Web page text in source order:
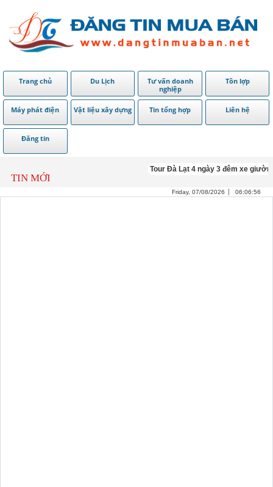
Trang chủ Du Lịch
Tư vấn doanh
nghiệp
Tôn lợp
Máy phát điện Vật liệu xây dựng Tin tổng hợp Liên hệ
Đăng tin
TIN MỚI
Tour Đà Lạt 4 ngày 3 đêm xe
Friday, 07/08/2026 06:06:56